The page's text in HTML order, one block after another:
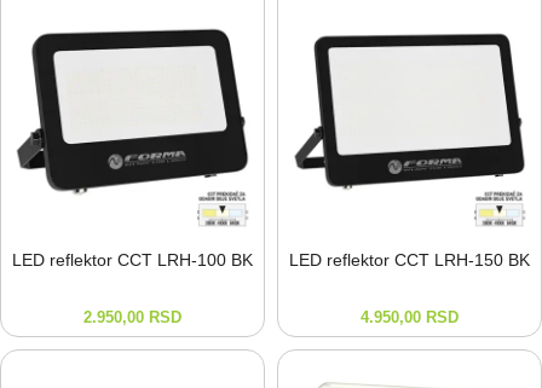
LED reflektor CCT LRH-⁠100 BK
2.950,00 RSD
LED reflektor CCT LRH-⁠150 BK
4.950,00 RSD